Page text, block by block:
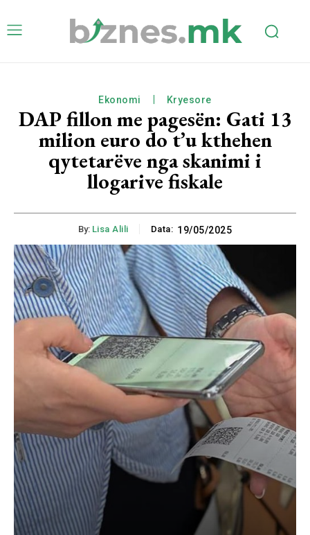
Ekonomi Kryesore
DAP fillon me pagesën: Gati 13
milion euro do t’u kthehen
qytetarëve nga skanimi i
llogarive fiskale
By: Lisa Alili Data: 19/05/2025